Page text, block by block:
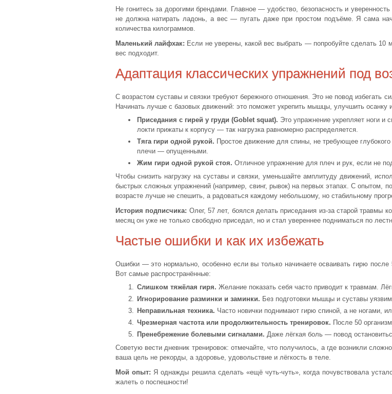
Не гонитесь за дорогими брендами. Главное — удобство, безопасность и
не должна натирать ладонь, а вес — пугать даже при простом подъёме. Я сама
количества килограммов.
Маленький лайфхак: Если не уверены, какой вес выбрать — попробуйте сделать 10
вес подходит.
Адаптация классических упражнений под
С возрастом суставы и связки требуют бережного отношения. Это не повод избегать
Начинать лучше с базовых движений: это поможет укрепить мышцы, улучшить осанку
Приседания с гирей у груди (Goblet squat). Это упражнение укрепляет ноги и
локти прижаты к корпусу — так нагрузка равномерно распределяется.
Тяга гири одной рукой. Простое движение для спины, не требующее
плечи — опущенными.
Жим гири одной рукой стоя. Отличное упражнение для плеч и рук, если не
Чтобы снизить нагрузку на суставы и связки, уменьшайте амплитуду движений,
быстрых сложных упражнений (например, свинг, рывок) на первых этапах. С опытом,
возрасте лучше не спешить, а радоваться каждому небольшому, но стабильному
История подписчика: Олег, 57 лет, боялся делать приседания из-за старой травмы
месяц он уже не только свободно приседал, но и стал увереннее подниматься по
Частые ошибки и как их избежать
Ошибки — это нормально, особенно если вы только начинаете осваивать гирю
Вот самые распространённые:
Слишком тяжёлая гиря. Желание показать себя часто приводит к травмам.
Игнорирование разминки и заминки. Без подготовки мышцы и суставы
Неправильная техника. Часто новички поднимают гирю спиной, а не ногами,
Чрезмерная частота или продолжительность тренировок. После 50
Пренебрежение болевыми сигналами. Даже лёгкая боль — повод
Советую вести дневник тренировок: отмечайте, что получилось, а где возникли
ваша цель не рекорды, а здоровье, удовольствие и лёгкость в теле.
Мой опыт: Я однажды решила сделать «ещё чуть-чуть», когда почувствовала
жалеть о поспешности!